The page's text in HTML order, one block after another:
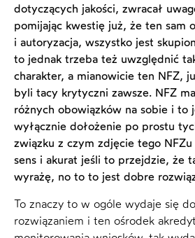
dotyczących jakości, zwracał
pomijając kwestię już, że ten sam
i autoryzacja, wszystko jest
to jednak trzeba też uwzględnić
charakter, a mianowicie ten NFZ,
byli tacy krytyczni zawsze. NFZ
różnych obowiązków na sobie i to
wyłącznie dołożenie po prostu
związku z czym zdjęcie tego
sens i akurat jeśli to przejdzie, że
wyrażę, no to to jest dobre
To znaczy to w ogóle wydaje się
rozwiązaniem i ten ośrodek